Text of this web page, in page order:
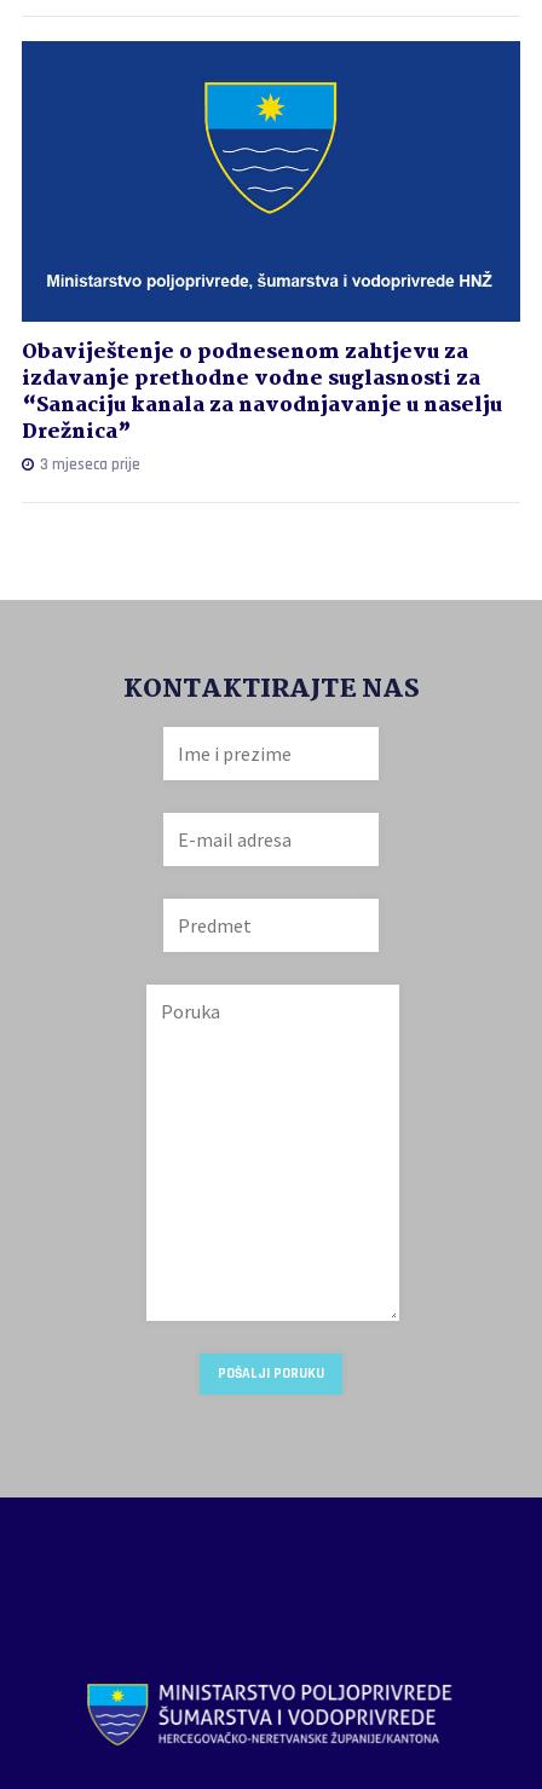
Obaviještenje o podnesenom zahtjevu za
izdavanje prethodne vodne suglasnosti za
“Sanaciju kanala za navodnjavanje u naselju
Drežnica”
3 mjeseca prije
KONTAKTIRAJTE NAS